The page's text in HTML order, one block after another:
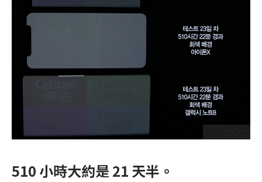
510 小時大約是 21 天半。